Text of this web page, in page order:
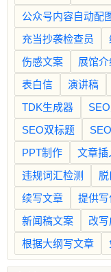
公众号内容自动配
充当抄袭检查员
伤感文案
展馆介
表白信
演讲稿
TDK生成器
SEO双标题
PPT制作
文章插
违规词汇检测
续写文章
提供
新闻稿文案
改
根据大纲写文章